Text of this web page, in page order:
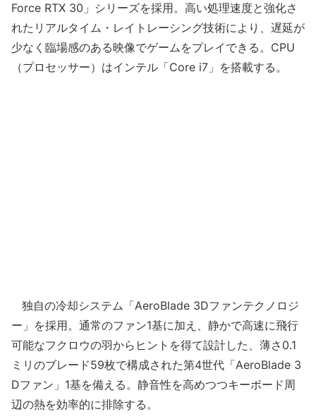
Force RTX 30」シリーズを採用。高い処理速度と強化さ
れたリアルタイム・レイトレーシング技術により、遅延が
少なく臨場感のある映像でゲームをプレイできる。CPU
（プロセッサー）はインテル「Core i7」を搭載する。
独自の冷却システム「AeroBlade 3Dファンテクノロジ
ー」を採用。通常のファン1基に加え、静かで高速に飛行
可能なフクロウの羽からヒントを得て設計した、薄さ0.1
ミリのブレード59枚で構成された第4世代「AeroBlade 3
Dファン」1基を備える。静音性を高めつつキーボード周
辺の熱を効率的に排除する。